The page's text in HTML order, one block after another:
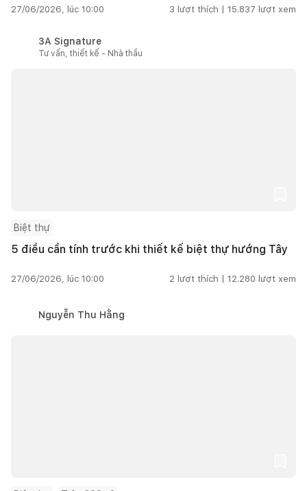
27/06/2026, lúc 10:00 3 lượt thích | 15.837 lượt xem
3A Signature
Tư vấn, thiết kế - Nhà thầu
Biệt thự
5 điều cần tính trước khi thiết kế biệt thự hướng Tây
27/06/2026, lúc 10:00 2 lượt thích | 12.280 lượt xem
Nguyễn Thu Hằng